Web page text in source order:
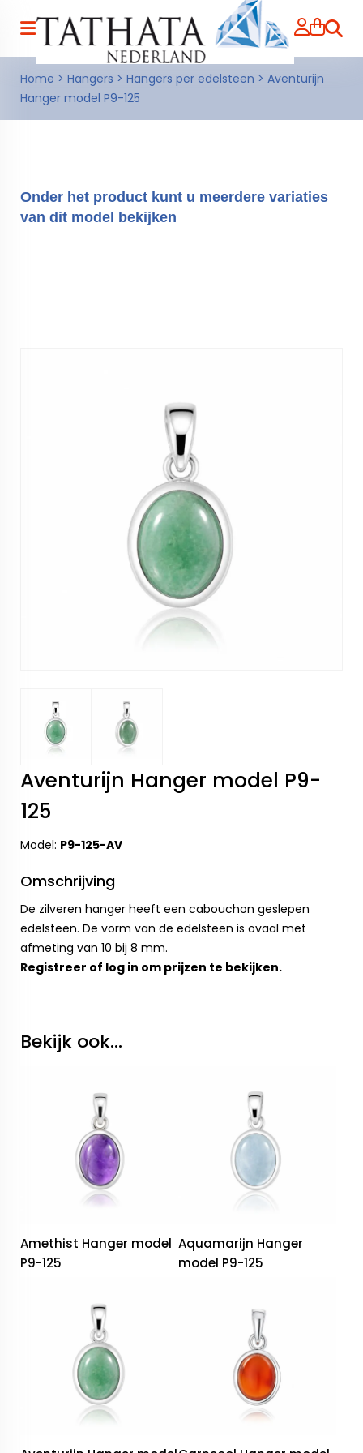
Home > Hangers > Hangers per edelsteen > Aventurijn
Hanger model P9-125
Onder het product kunt u meerdere variaties
van dit model bekijken
Aventurijn Hanger model P9-
125
Model: P9-125-AV
Omschrijving
De zilveren hanger heeft een cabouchon geslepen
edelsteen. De vorm van de edelsteen is ovaal met
afmeting van 10 bij 8 mm.
Registreer of log in om prijzen te bekijken.
Bekijk ook...
Amethist Hanger model
P9-125
Aquamarijn Hanger
model P9-125